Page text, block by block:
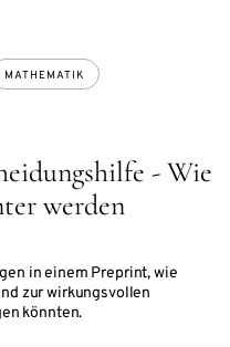
- Wie
werden
in einem Preprint, wie
zur wirkungsvollen
könnten.
MATHEMATIK